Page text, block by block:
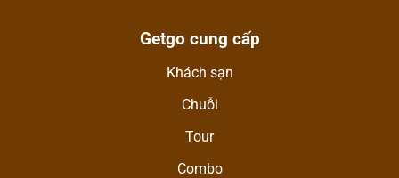
Getgo cung cấp
Khách sạn
Chuỗi
Tour
Combo